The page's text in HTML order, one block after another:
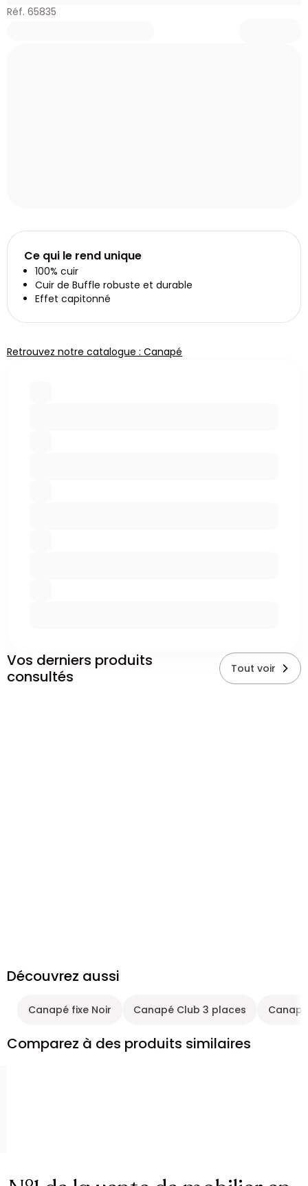
Réf. 65835
Ce qui le rend unique
100% cuir
Cuir de Buffle robuste et durable
Effet capitonné
Retrouvez notre catalogue : Canapé
Vos derniers produits
consultés
Tout voir
Découvrez aussi
Canapé fixe Noir Canapé Club 3 places
Comparez à des produits similaires